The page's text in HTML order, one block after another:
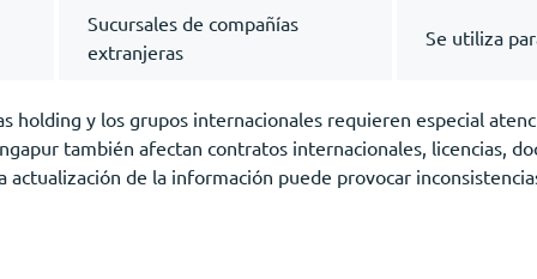
Sucursales de compañías
extranjeras
Se utiliza
holding y los grupos internacionales requieren especial
también afectan contratos internacionales, licencias,
actualización de la información puede provocar